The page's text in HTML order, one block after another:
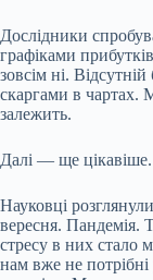
Дослідники
графіками
зовсім ні.
скаргами в чартах.
залежить.
Далі — ще цікавіше.
Науковці
вересня. Пандемія.
стресу в них стало
нам вже не